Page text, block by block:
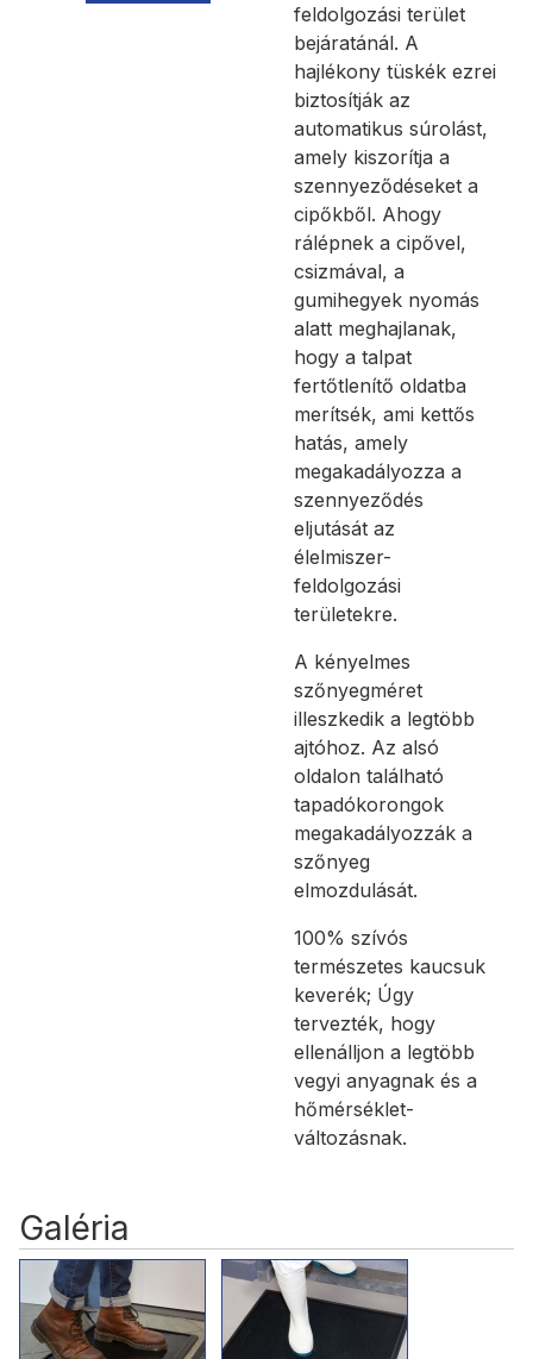
feldolgozási terület
bejáratánál. A
hajlékony tüskék ezrei
biztosítják az
automatikus súrolást,
amely kiszorítja a
szennyeződéseket a
cipőkből. Ahogy
rálépnek a cipővel,
csizmával, a
gumihegyek nyomás
alatt meghajlanak,
hogy a talpat
fertőtlenítő oldatba
merítsék, ami kettős
hatás, amely
megakadályozza a
szennyeződés
eljutását az
élelmiszer-
feldolgozási
területekre.
A kényelmes
szőnyegméret
illeszkedik a legtöbb
ajtóhoz. Az alsó
oldalon található
tapadókorongok
megakadályozzák a
szőnyeg
elmozdulását.
100% szívós
természetes kaucsuk
keverék; Úgy
tervezték, hogy
ellenálljon a legtöbb
vegyi anyagnak és a
hőmérséklet-
változásnak.
Galéria